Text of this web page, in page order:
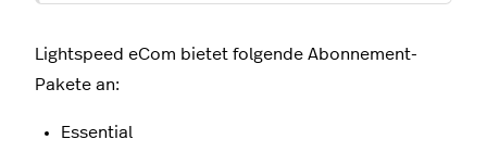
Lightspeed eCom bietet folgende Abonnement-
Pakete an:
Essential